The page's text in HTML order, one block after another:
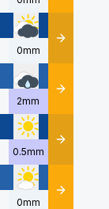
0mm Détails
2mm Détails
0.5mm Détails
0mm Détails